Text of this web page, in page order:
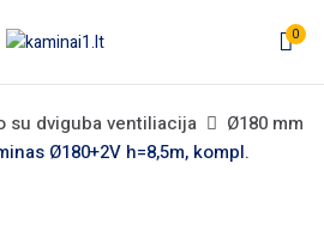
0
su dviguba ventiliacija
Ø180 mm
Ø180+2V h=8,5m, kompl.